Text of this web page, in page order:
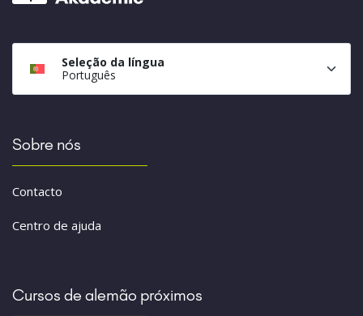
Seleção da língua
Português
Sobre nós
Contacto
Centro de ajuda
Cursos de alemão próximos